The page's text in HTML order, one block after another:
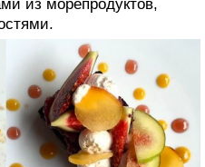
лионских ресторанах,
еду: шампуры
в сливочном соусе